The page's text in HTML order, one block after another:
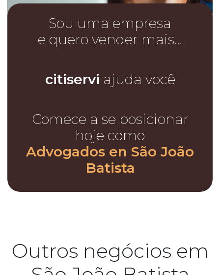
Sou uma empresa
e quero vender mais…
citiservi ajuda você
Comece a se posicionar
hoje como
Advogados en São João
Batista
Outros negócios em